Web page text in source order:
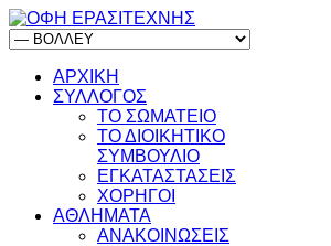
ΑΡΧΙΚΗ
ΣΥΛΛΟΓΟΣ
ΤΟ ΣΩΜΑΤΕΙΟ
ΤΟ ΔΙΟΙΚΗΤΙΚΟ
ΣΥΜΒΟΥΛΙΟ
ΕΓΚΑΤΑΣΤΑΣΕΙΣ
ΧΟΡΗΓΟΙ
ΑΘΛΗΜΑΤΑ
ΑΝΑΚΟΙΝΩΣΕΙΣ